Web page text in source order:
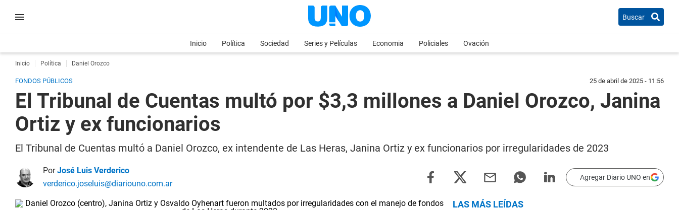
Buscar
Inicio Política Sociedad Series y Películas Economia Policiales Ovación
Inicio Política Daniel Orozco
FONDOS PÚBLICOS 25 de abril de 2025 - 11:56
El Tribunal de Cuentas multó por $3,3 millones a Daniel Orozco, Janina
Ortiz y ex funcionarios
El Tribunal de Cuentas multó a Daniel Orozco, ex intendente de Las Heras, Janina Ortiz y ex funcionarios por irregularidades de 2023
PorJosé Luis Verderico
verderico.joseluis@diariouno.com.ar
Agregar Diario UNO en
LAS MÁS LEÍDAS